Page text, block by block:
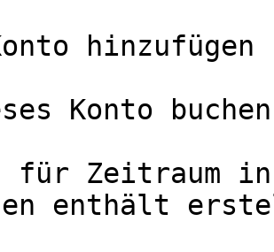
hinzufügen
Konto buchen
für Zeitraum in
enthält